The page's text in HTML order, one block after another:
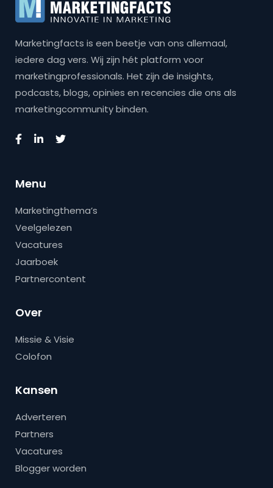
Marketingfacts is een beetje van ons allemaal,
iedere dag vers. Wij zijn hét platform voor
marketingprofessionals. Het zijn de insights,
podcasts, blogs, opinies en recencies die ons als
marketingcommunity binden.
Menu
Marketingthema’s
Veelgelezen
Vacatures
Jaarboek
Partnercontent
Over
Missie & Visie
Colofon
Kansen
Adverteren
Partners
Vacatures
Blogger worden